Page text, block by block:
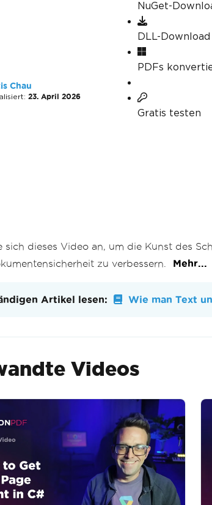
Chau
23. April 2026
NuGet-
DLL-Download
PDFs
Gratis testen
sich dieses Video an, um die Kunst des
zu verbessern.
Mehr...
Artikel lesen: Wie man Text
Videos